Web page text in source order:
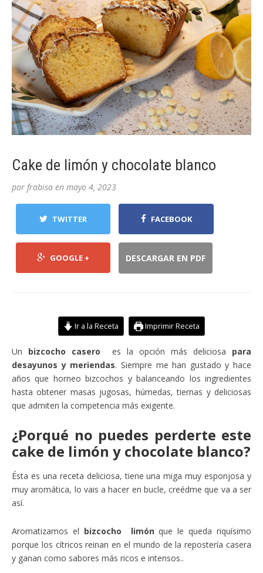
Cake de limón y chocolate blanco
por frabisa en mayo 4, 2023
TWITTER FACEBOOK
GOOGLE + DESCARGAR EN PDF
Ir a la Receta Imprimir Receta
Un bizcocho casero es la opción más deliciosa para
desayunos y meriendas. Siempre me han gustado y hace
años que horneo bizcochos y balanceando los ingredientes
hasta obtener masas jugosas, húmedas, tiernas y deliciosas
que admiten la competencia más exigente.
¿Porqué no puedes perderte este
cake de limón y chocolate blanco?
Ésta es una receta deliciosa, tiene una miga muy esponjosa y
muy aromática, lo vais a hacer en bucle, creédme que va a ser
así.
Aromatizamos el bizcocho limónque le queda riquísimo
porque los cítricos reinan en el mundo de la repostería casera
y ganan como sabores más ricos e intensos..